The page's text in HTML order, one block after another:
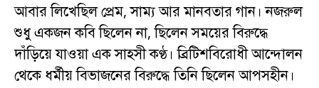
আবার লিখেছিল প্রেম, সাম্য আর মানবতার গান। নজরুল
শুধু একজন কবি ছিলেন না, ছিলেন সময়ের বিরুদ্ধে
দাঁড়িয়ে যাওয়া এক সাহসী কণ্ঠ। ব্রিটিশবিরোধী আন্দোলন
থেকে ধর্মীয় বিভাজনের বিরুদ্ধে তিনি ছিলেন আপসহীন।